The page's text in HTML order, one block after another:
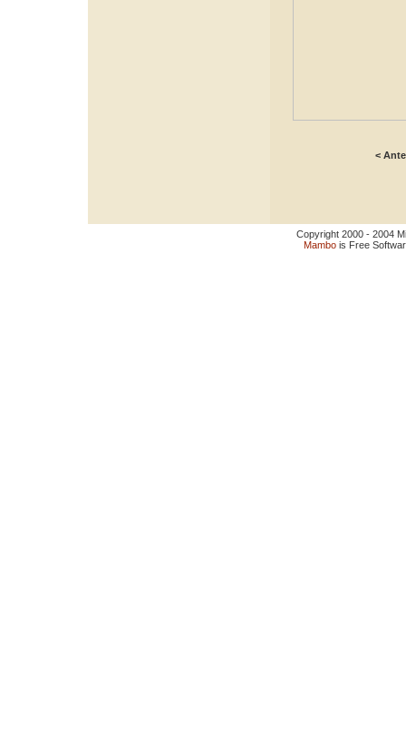
<
Copyright 2000 - 2004
Mambo is Free